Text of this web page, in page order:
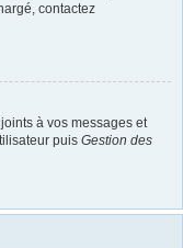
contactez
à vos messages et
puis Gestion des